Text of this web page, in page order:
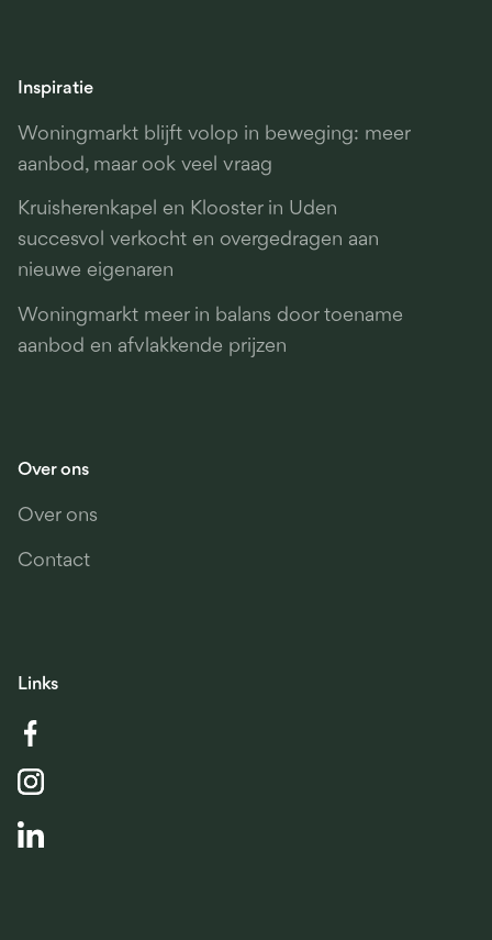
Inspiratie
Woningmarkt blijft volop in beweging: meer
aanbod, maar ook veel vraag
Kruisherenkapel en Klooster in Uden
succesvol verkocht en overgedragen aan
nieuwe eigenaren
Woningmarkt meer in balans door toename
aanbod en afvlakkende prijzen
Over ons
Over ons
Contact
Links